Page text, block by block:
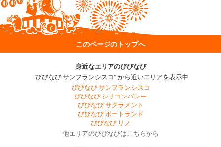
このページのトップへ
身近なエリアのびびなび
"びびなび サンフランシスコ" から近いエリアを表示中
びびなび サンフランシスコ
びびなび シリコンバレー
びびなび サクラメント
びびなび ポートランド
びびなび リノ
他エリアのびびなびはこちらから